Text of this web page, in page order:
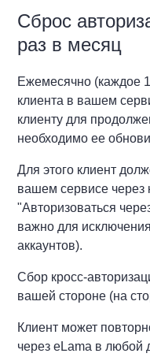
Сброс
раз в месяц
Ежемесячно (каждое
клиента в вашем
клиенту для
необходимо ее
Для этого клиент
вашем сервисе через
"Авторизоваться
важно для
аккаунтов).
Сбор кросс-
вашей стороне (на
Клиент может
через eLama в любой